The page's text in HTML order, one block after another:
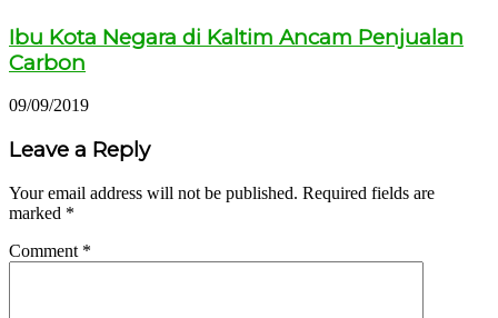
Ibu Kota Negara di Kaltim Ancam Penjualan
Carbon
09/09/2019
Leave a Reply
Your email address will not be published. Required fields are
marked *
Comment *